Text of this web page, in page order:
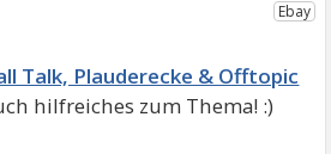
Talk, Plauderecke & Offtopic